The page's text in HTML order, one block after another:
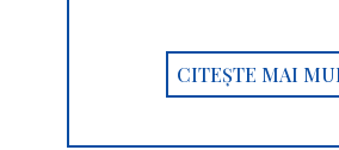
CITEȘTE MAI